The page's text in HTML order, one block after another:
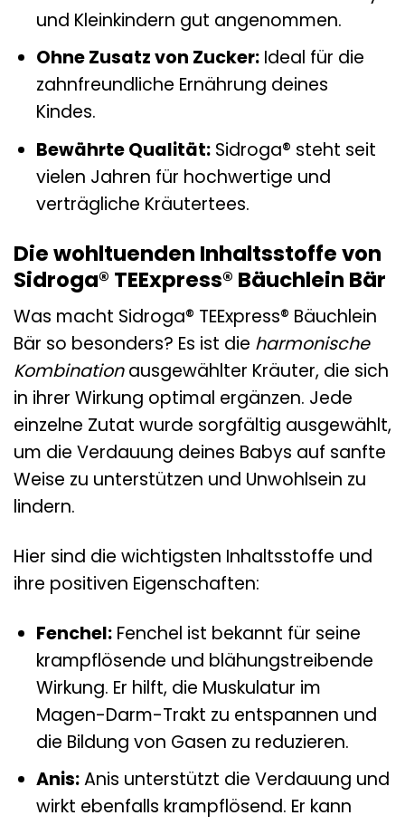
und Kleinkindern gut angenommen.
Ohne Zusatz von Zucker:Ideal für die
zahnfreundliche Ernährung deines
Kindes.
Bewährte Qualität:Sidroga® steht seit
vielen Jahren für hochwertige und
verträgliche Kräutertees.
Die wohltuenden Inhaltsstoffe von
Sidroga® TEExpress® Bäuchlein Bär
Was macht Sidroga® TEExpress® Bäuchlein
Bär so besonders? Es ist die harmonische
Kombinationausgewählter Kräuter, die sich
in ihrer Wirkung optimal ergänzen. Jede
einzelne Zutat wurde sorgfältig ausgewählt,
um die Verdauung deines Babys auf sanfte
Weise zu unterstützen und Unwohlsein zu
lindern.
Hier sind die wichtigsten Inhaltsstoffe und
ihre positiven Eigenschaften:
Fenchel:Fenchel ist bekannt für seine
krampflösende und blähungstreibende
Wirkung. Er hilft, die Muskulatur im
Magen-Darm-Trakt zu entspannen und
die Bildung von Gasen zu reduzieren.
Anis:Anis unterstützt die Verdauung und
wirkt ebenfalls krampflösend. Er kann